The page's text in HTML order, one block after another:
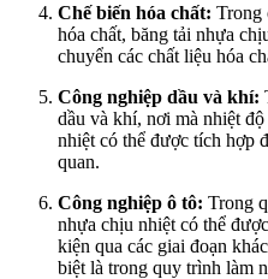
Chế biến hóa chất: Trong
hóa chất, băng tải nhựa
chuyển các chất liệu hóa
Công nghiệp dầu và khí:
dầu và khí, nơi mà nhiệt
nhiệt có thể được tích hợp
quan.
Công nghiệp ô tô: Trong
nhựa chịu nhiệt có thể
kiện qua các giai đoạn
biệt là trong quy trình làm